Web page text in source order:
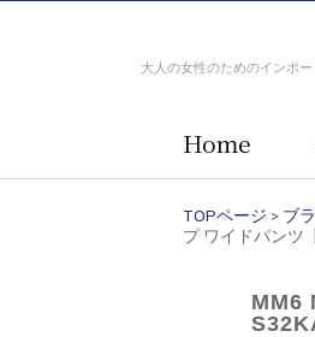
大人の女性のためのインポ
Home
TOPページ > ブ
プ ワイドパンツ
MM6